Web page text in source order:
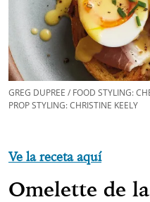
GREG DUPREE / FOOD STYLING:
PROP STYLING: CHRISTINE KEELY
Ve la receta aquí
Omelette de